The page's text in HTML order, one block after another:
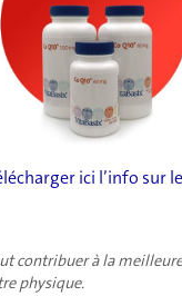
ici l’info sur
contribuer à la
physique.